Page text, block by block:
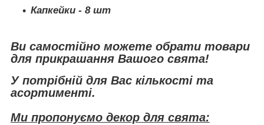
Капкейки - 8 шт
Ви самостійно можете обрати товари
для прикрашання Вашого свята!
У потрібній для Вас кількості та
асортименті.
Ми пропонуємо декор для свята: